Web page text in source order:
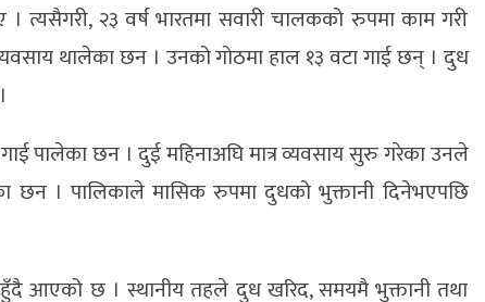
त्यसैगरी, २३ वर्ष भारतमा सवारी चालकको रुपमा काम गरी
थालेका छन । उनको गोठमा हाल १३ वटा गाई छन् । दुध
पालेका छन । दुई महिनाअघि मात्र व्यवसाय सुरु गरेका उनले
छन । पालिकाले मासिक रुपमा दुधको भुक्तानी दिनेभएपछि
आएको छ । स्थानीय तहले दुध खरिद, समयमै भुक्तानी तथा